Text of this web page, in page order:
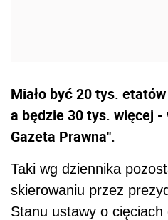
Miało być 20 tys.
a będzie 30 tys. więcej -
Gazeta Prawna".
Taki wg dziennika
skierowaniu przez
Stanu ustawy o cięciach